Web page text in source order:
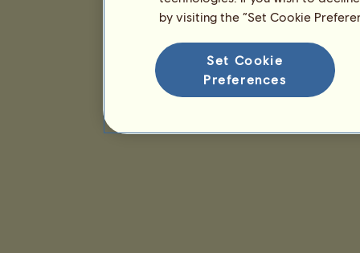
by visiting the “Set Cookie
Set Cookie
Preferences